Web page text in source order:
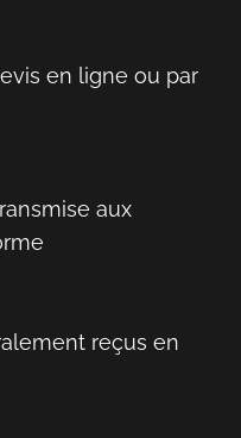
en ligne ou par
aux
reçus en